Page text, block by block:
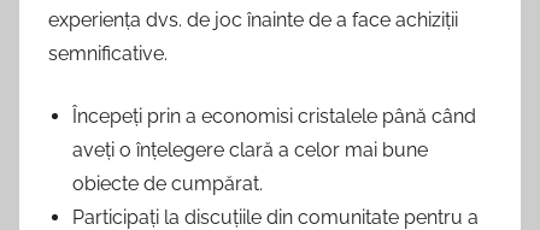
experiența dvs. de joc înainte de a face achiziții
semnificative.
Începeți prin a economisi cristalele până când
aveți o înțelegere clară a celor mai bune
obiecte de cumpărat.
Participați la discuțiile din comunitate pentru a